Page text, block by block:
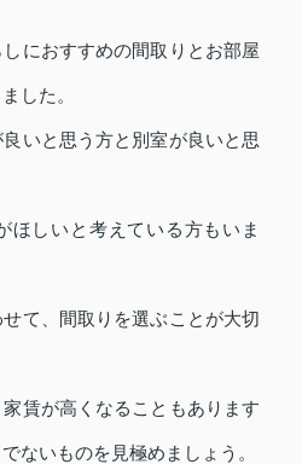
におすすめの間取りとお部屋
した。
いと思う方と別室が良いと思
ほしいと考えている方もいま
て、間取りを選ぶことが大切
賃が高くなることもあります
ないものを見極めましょう。